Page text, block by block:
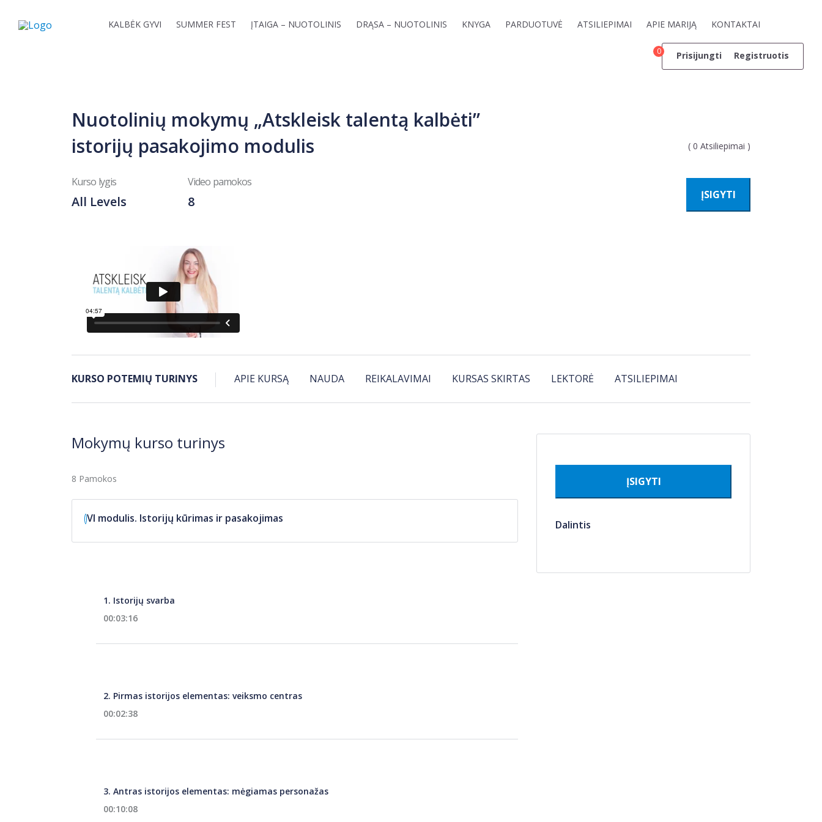
KALBĖK GYVI SUMMER FEST ĮTAIGA – NUOTOLINIS DRĄSA – NUOTOLINIS KNYGA PARDUOTUVĖ ATSILIEPIMAI APIE MARIJĄ KONTAKTAI
0 Prisijungti Registruotis
Nuotolinių mokymų „Atskleisk talentą kalbėti”
istorijų pasakojimo modulis
( 0 Atsiliepimai )
Kurso lygis
All Levels
Video pamokos
8 ĮSIGYTI
KURSO POTEMIŲ TURINYS APIE KURSĄ NAUDA REIKALAVIMAI KURSAS SKIRTAS LEKTORĖ ATSILIEPIMAI
Mokymų kurso turinys
8 Pamokos
VI modulis. Istorijų kūrimas ir pasakojimas
1. Istorijų svarba
00:03:16
2. Pirmas istorijos elementas: veiksmo centras
00:02:38
3. Antras istorijos elementas: mėgiamas personažas
00:10:08
ĮSIGYTI
Dalintis